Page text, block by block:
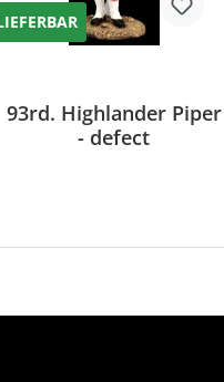
93rd. Highlander Piper
- defect